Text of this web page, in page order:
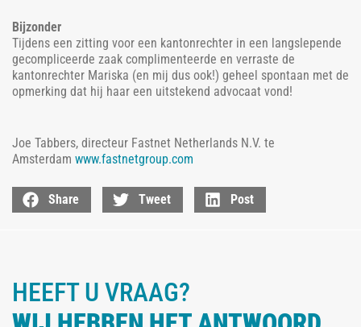
Bijzonder
Tijdens een zitting voor een kantonrechter in een langslepende
gecompliceerde zaak complimenteerde en verraste de
kantonrechter Mariska (en mij dus ook!) geheel spontaan met de
opmerking dat hij haar een uitstekend advocaat vond!
Joe Tabbers, directeur Fastnet Netherlands N.V. te
Amsterdam www.fastnetgroup.com
Share Tweet Post
HEEFT U VRAAG?